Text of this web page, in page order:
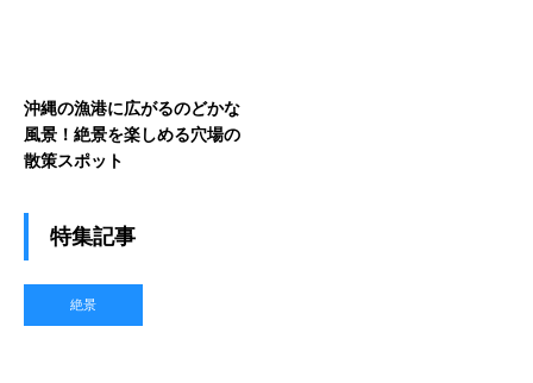
沖縄の漁港に広がるのどかな
風景！絶景を楽しめる穴場の
散策スポット
特集記事
絶景